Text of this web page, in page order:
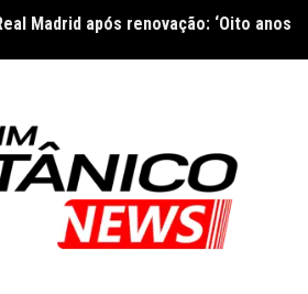
Madrid após renovação: ‘Oito anos